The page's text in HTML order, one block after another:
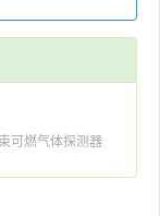
可燃气体探测器